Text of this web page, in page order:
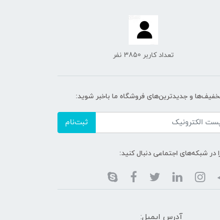
تعداد کاربر 3850 نفر
و جدیدترین‌های فروشگاه ما باخبر شوید:
ثبت‌نام
در شبکه‌های اجتماعی دنبال کنید:
آدرس ایمیل: